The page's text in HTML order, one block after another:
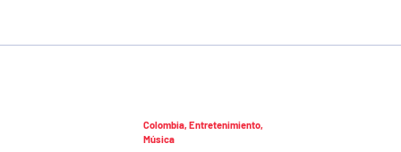
Colombia,Entretenimiento,
Música